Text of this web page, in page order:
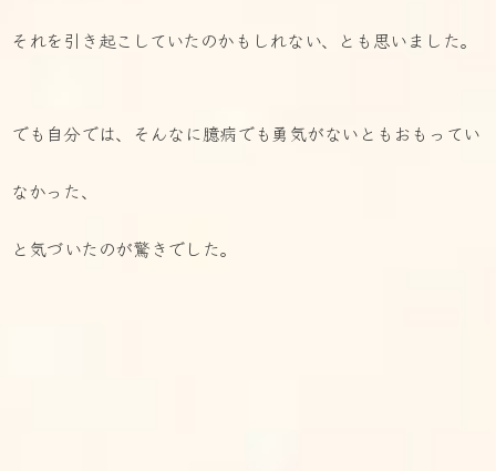
それを引き起こしていたのかもしれない、とも思いました。
でも自分では、そんなに臆病でも勇気がないともおもってい
なかった、
と気づいたのが驚きでした。